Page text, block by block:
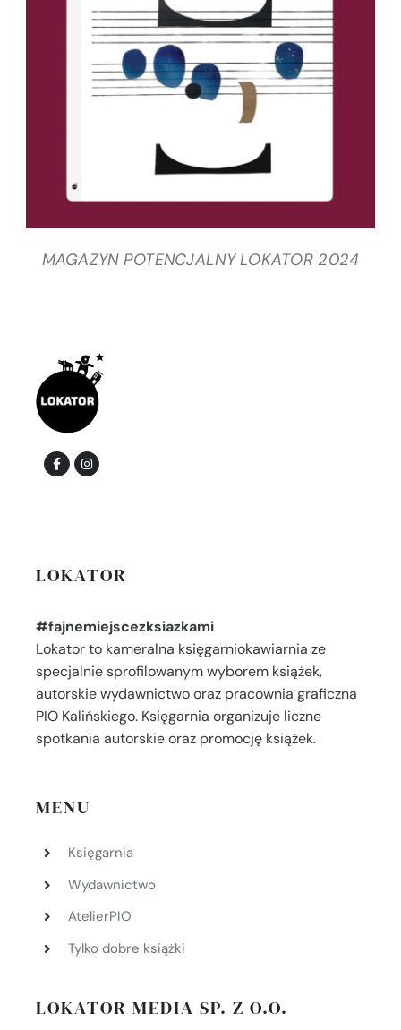
SZCZEGÓŁY
MAGAZYN POTENCJALNY LOKATOR 2024
LOKATOR
#fajnemiejscezksiazkami
Lokator to kameralna księgarniokawiarnia ze
specjalnie sprofilowanym wyborem książek,
autorskie wydawnictwo oraz pracownia graficzna
PIO Kalińskiego. Księgarnia organizuje liczne
spotkania autorskie oraz promocję książek.
MENU
Księgarnia
Wydawnictwo
AtelierPIO
Tylko dobre książki
LOKATOR MEDIA SP. Z O.O.